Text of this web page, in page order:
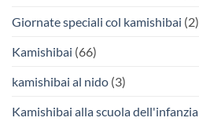
Giornate speciali col kamishibai (2)
Kamishibai (66)
kamishibai al nido (3)
Kamishibai alla scuola dell'infanzia